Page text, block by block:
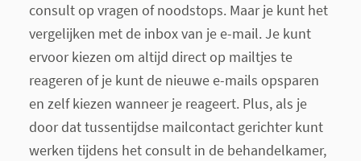
consult op vragen of noodstops. Maar je kunt het
vergelijken met de inbox van je e-mail. Je kunt
ervoor kiezen om altijd direct op mailtjes te
reageren of je kunt de nieuwe e-mails opsparen
en zelf kiezen wanneer je reageert. Plus, als je
door dat tussentijdse mailcontact gerichter kunt
werken tijdens het consult in de behandelkamer,